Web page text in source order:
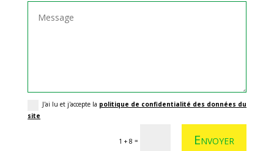
J'ai lu et j'accepte la politique de confidentialité des données du
site
1 + 8 = Envoyer